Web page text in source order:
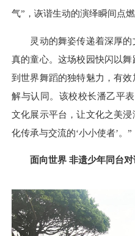
气”，诙谐生动的演绎瞬间点
灵动的舞姿传递着深厚的
真的童心。这场校园快闪以
到世界舞蹈的独特魅力，有
解与认同。该校校长潘乙平
文化展示平台，让文化之美
化传承与交流的‘小小使者’。”
面向世界 非遗少年同台对